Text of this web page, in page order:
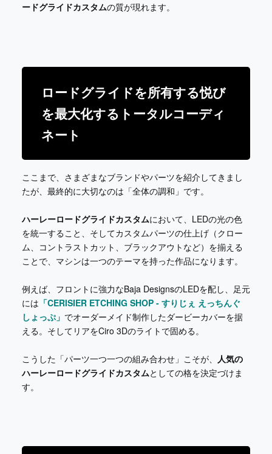
ードグライドカスタムの質が現れます。
ロードグライドを所有する悦び
を最大化するトータルコーディ
ネート
ここまで、さまざまなブランドやパーツを紹介してきまし
たが、最終的に大切なのは「全体の調和」です。
ハーレーロードグライドカスタムにおいて、LEDの光の色
を統一すること、そしてカスタムパーツの仕上げ（クロー
ム、コントラストカット、ブラックアウトなど）を揃える
ことで、マシンは一つのテーマを持った作品になります。
例えば、フロントに強力なBaja DesignsのLEDを配し、足元
には 「CERISIER ETCHING SHOP - すりじぇ えっちんぐ
しょっぷ」 でオーダーメイド制作したダービーカバーを据
える。そしてリアをCiro 3Dのライトで固める。
こうした「パーツ一つ一つの組み合わせ」こそが、 人気の
ハーレーロードグライドカスタムとしての格を決定づけま
す。